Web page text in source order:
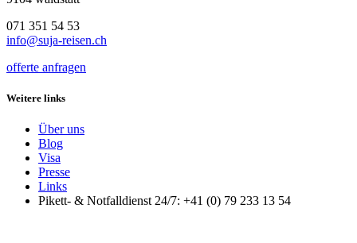
071 351 54 53
info@suja-reisen.ch
offerte anfragen
Weitere links
Über uns
Blog
Visa
Presse
Links
Pikett- & Notfalldienst 24/7: +41 (0) 79 233 13 54